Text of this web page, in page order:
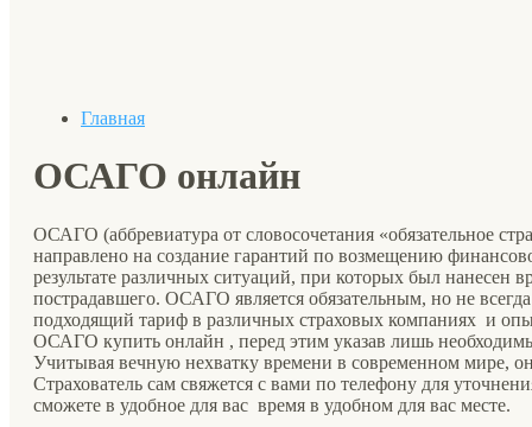
Главная
ОСАГО онлайн
ОСАГО (аббревиатура от словосочетания «обязательное
направлено на создание гарантий по возмещению
результате различных ситуаций, при которых был нанесен
пострадавшего. ОСАГО является обязательным, но не
подходящий тариф в различных страховых компаниях и
ОСАГО купить онлайн , перед этим указав лишь
Учитывая вечную нехватку времени в современном мире,
Страхователь сам свяжется с вами по телефону для
сможете в удобное для вас время в удобном для вас месте.